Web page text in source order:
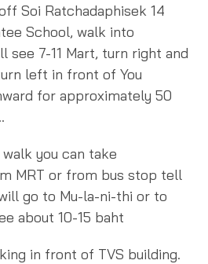
Soi Ratchadaphisek 14
School, walk into
see 7-11 Mart, turn right and
left in front of You
for approximately 50
you can take
MRT or from bus stop tell
go to Mu-la-ni-thi or to
about 10-15 baht
in front of TVS building.